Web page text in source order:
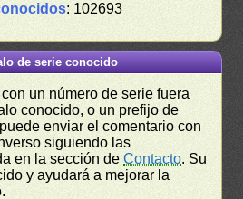
: 102693
de serie conocido
un número de serie fuera
conocido, o un prefijo de
enviar el comentario con
siguiendo las
en la sección deContacto. Su
y ayudará a mejorar la